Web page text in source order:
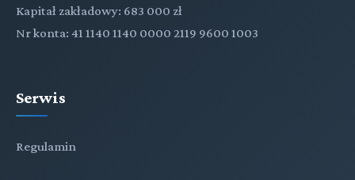
Kapitał zakładowy: 683 000 zł
Nr konta: 41 1140 1140 0000 2119 9600 1003
Serwis
Regulamin